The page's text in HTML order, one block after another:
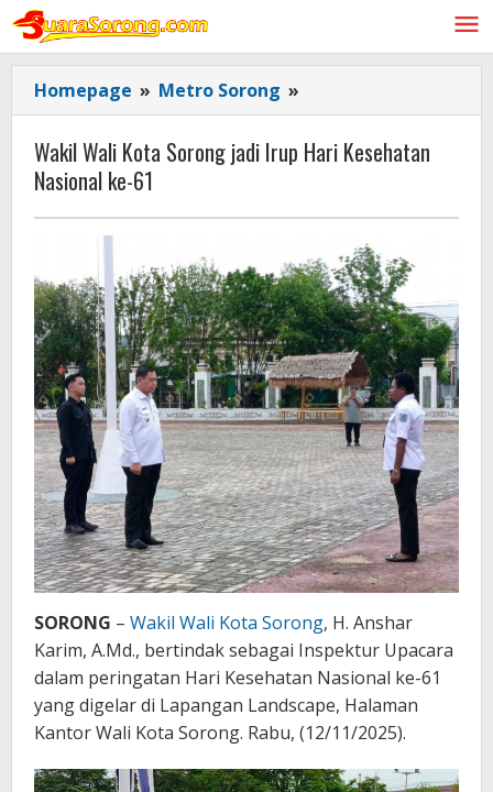
Lewati
konten
Homepage » Metro Sorong »
Wali
Kota
Sorong
Irup
Kesehatan
Nasional
ke-
61
Wakil Wali Kota Sorong jadi Irup Hari Kesehatan
Nasional ke-61
SORONG – Wakil Wali Kota Sorong, H. Anshar
Karim, A.Md., bertindak sebagai Inspektur Upacara
dalam peringatan Hari Kesehatan Nasional ke-61
yang digelar di Lapangan Landscape, Halaman
Kantor Wali Kota Sorong. Rabu, (12/11/2025).